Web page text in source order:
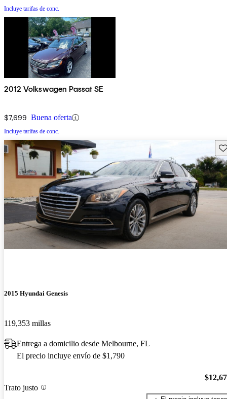
Incluye tarifas de conc.
2012 Volkswagen Passat SE
$7,699 Buena oferta
Incluye tarifas de conc.
2015 Hyundai Genesis
119,353 millas
Entrega a domicilio desde Melbourne, FL
El precio incluye envío de $1,790
Trato justo